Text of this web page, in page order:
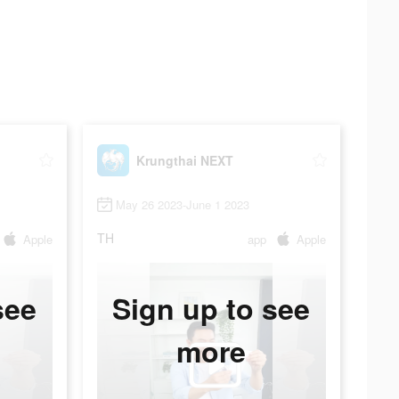
Apple
Krungthai NEXT
May 26 2023-June 1 2023
TH app Apple
Sign up to see
more